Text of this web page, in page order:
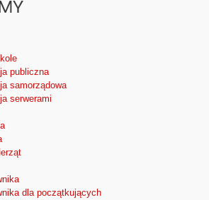
publiczna
samorządowa
serwerami
dla początkujących